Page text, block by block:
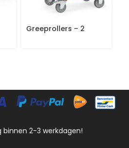
Greeprollers – 2
binnen 2-3 werkdagen!